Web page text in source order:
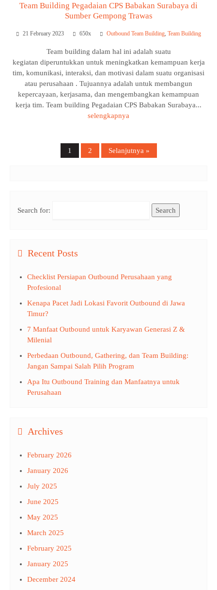
Team Building Pegadaian CPS Babakan Surabaya di
Sumber Gempong Trawas
21 February 2023 650x Outbound Team Building, Team Building
Team building dalam hal ini adalah suatu
kegiatan diperuntukkan untuk meningkatkan kemampuan kerja
tim, komunikasi, interaksi, dan motivasi dalam suatu organisasi
atau perusahaan . Tujuannya adalah untuk membangun
kepercayaan, kerjasama, dan mengembangkan kemampuan
kerja tim. Team building Pegadaian CPS Babakan Surabaya...
selengkapnya
1 2 Selanjutnya »
Search for:
Recent Posts
Checklist Persiapan Outbound Perusahaan yang
Profesional
Kenapa Pacet Jadi Lokasi Favorit Outbound di Jawa
Timur?
7 Manfaat Outbound untuk Karyawan Generasi Z &
Milenial
Perbedaan Outbound, Gathering, dan Team Building:
Jangan Sampai Salah Pilih Program
Apa Itu Outbound Training dan Manfaatnya untuk
Perusahaan
Archives
February 2026
January 2026
July 2025
June 2025
May 2025
March 2025
February 2025
January 2025
December 2024